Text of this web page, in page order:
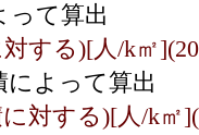
って算出
する)[人/k㎡
によって算出
対する)[人/k㎡